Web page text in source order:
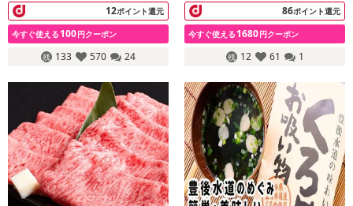
12ポイント還元
今すぐ使える 100円クーポン
133 570 24
86ポイント還元
今すぐ使える 1680円クーポン
12 61 1